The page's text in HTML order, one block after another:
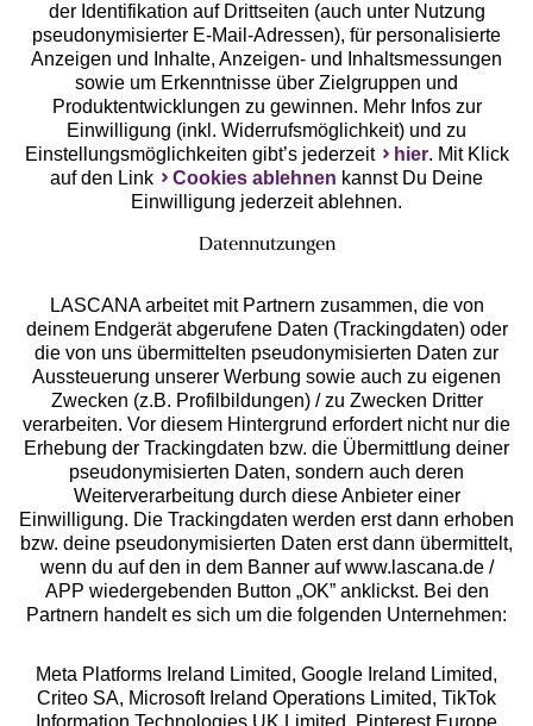
Unsere Apps
Services
Beratung
Über uns
Rechtliches
Alle Preise inkl. MwSt., zzgl.
Versandkosten
** Bonität vorausgesetzt, berechtigt zur Bonitätsprüfung
der Identifikation auf Drittseiten (auch unter Nutzung
pseudonymisierter E-Mail-Adressen), für personalisierte
Anzeigen und Inhalte, Anzeigen- und Inhaltsmessungen
sowie um Erkenntnisse über Zielgruppen und
Produktentwicklungen zu gewinnen. Mehr Infos zur
Einwilligung (inkl. Widerrufsmöglichkeit) und zu
Einstellungsmöglichkeiten gibt’s jederzeit
hier. Mit Klick
auf den Link
Cookies ablehnen kannst Du Deine
Einwilligung jederzeit ablehnen.
Datennutzungen
LASCANA arbeitet mit Partnern zusammen, die von
deinem Endgerät abgerufene Daten (Trackingdaten) oder
die von uns übermittelten pseudonymisierten Daten zur
Aussteuerung unserer Werbung sowie auch zu eigenen
Zwecken (z.B. Profilbildungen) / zu Zwecken Dritter
verarbeiten. Vor diesem Hintergrund erfordert nicht nur die
Erhebung der Trackingdaten bzw. die Übermittlung deiner
pseudonymisierten Daten, sondern auch deren
Weiterverarbeitung durch diese Anbieter einer
Einwilligung. Die Trackingdaten werden erst dann erhoben
bzw. deine pseudonymisierten Daten erst dann übermittelt,
wenn du auf den in dem Banner auf www.lascana.de /
APP wiedergebenden Button „OK” anklickst. Bei den
Partnern handelt es sich um die folgenden Unternehmen:
Meta Platforms Ireland Limited, Google Ireland Limited,
Criteo SA, Microsoft Ireland Operations Limited, TikTok